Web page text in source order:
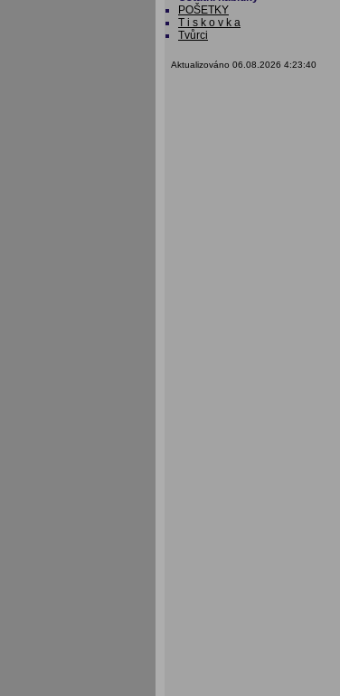
POŠETKY
T i s k o v k a
Tvůrci
Aktualizováno 06.08.2026 4:23:40